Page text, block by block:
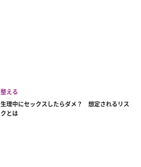
整える
生理中にセックスしたらダメ？ 想定されるリス
クとは